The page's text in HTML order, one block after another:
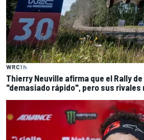
WRC1 h
Thierry Neuville afirma que el Rally
"demasiado rápido", pero sus rivales